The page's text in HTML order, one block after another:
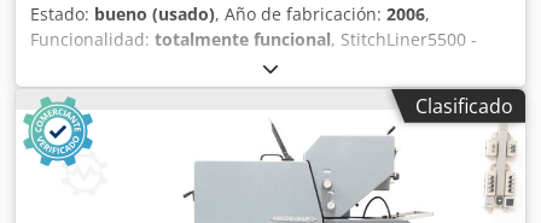
Estado: bueno (usado), Año de fabricación: 2006,
Funcionalidad: totalmente funcional, StitchLiner5500 -
sistema de cosido a caballete que agrupa, raya, pliega,
cose y recorta hojas planas con tres cuchillas en línea.
Línea con: 2 torres de clasificación VAC 100 (20
contenedores en total). Unidad apiladora/bypass: ST-40
Transportador ST-CV Acumulador/Carpeta: ACF-30
Grapadora de caballete: SPF-30 Cjdpfjvzgy Usx Af Hjrf
Recortadora de tres cuchillas: HTS-30 Opciones: 4
Clasificado